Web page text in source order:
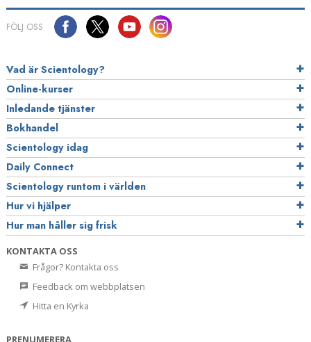
FÖLJ OSS
Vad är Scientology?
Online-kurser
Inledande tjänster
Bokhandel
Scientology idag
Daily Connect
Scientology runtom i världen
Hur vi hjälper
Hur man håller sig frisk
KONTAKTA OSS
Frågor? Kontakta oss
Feedback om webbplatsen
Hitta en Kyrka
PRENUMERERA